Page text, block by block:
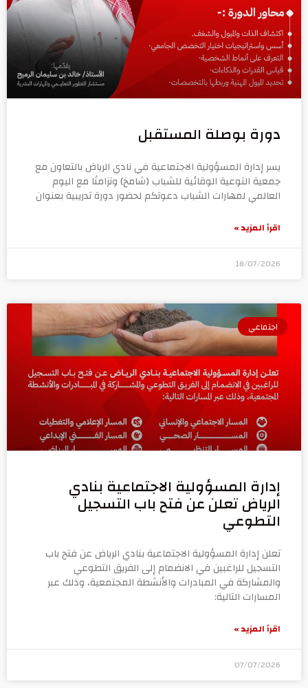
دورة بوصلة المستقبل
يسر إدارة المسؤولية الاجتماعية في نادي الرياض بالتعاون مع
جمعية التوعية الوقائية للشباب (شامخ) وتزامنًا مع اليوم
العالمي لمهارات الشباب دعوتكم لحضور دورة تدريبية بعنوان
اقرأ المزيد »
18/07/2026
اجتماعي
إدارة المسؤولية الاجتماعية بنادي
الرياض تعلن عن فتح باب التسجيل
التطوعي
تعلن إدارة المسؤولية الاجتماعية بنادي الرياض عن فتح باب
التسجيل للراغبين في الانضمام إلى الفريق التطوعي
والمشاركة في المبادرات والأنشطة المجتمعية، وذلك عبر
المسارات التالية:
اقرأ المزيد »
07/07/2026